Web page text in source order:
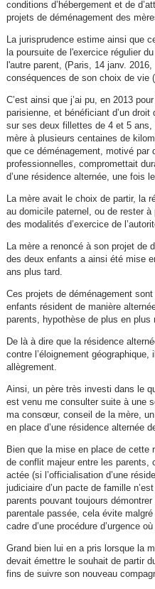
conditions d’hébergement et de
projets de déménagement des
La jurisprudence estime ainsi que
la poursuite de l'exercice régulier
l'autre parent, (Paris, 14 janv.
conséquences de son choix de vie
C’est ainsi que j’ai pu, en 2013
parisienne, et bénéficiant d’un
sur ses deux fillettes de 4 et 5
mère à plusieurs centaines de
que ce déménagement, motivé par
professionnelles, compromettait
d’une résidence alternée, une fois
La mère avait le choix de partir, la
au domicile paternel, ou de rester
des modalités d’exercice de
La mère a renoncé à son projet de
des deux enfants a ainsi été mise
ans plus tard.
Ces projets de déménagement
enfants résident de manière
parents, hypothèse de plus en plus
De là à dire que la résidence
contre l’éloignement
allègrement.
Ainsi, un père très investi dans le
est venu me consulter suite à une
ma consœur, conseil de la mère,
en place d’une résidence alternée
Bien que la mise en place de cette
de conflit majeur entre les parents,
actée (si l’officialisation d’une
judiciaire d’un pacte de famille
parents pouvant toujours
parentale passée, cela évite
cadre d’une procédure d’urgence
Grand bien lui en a pris lorsque la
devait émettre le souhait de partir
fins de suivre son nouveau